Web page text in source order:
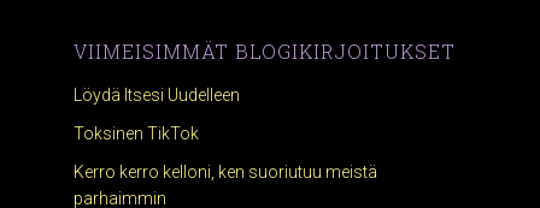
VIIMEISIMMÄT BLOGIKIRJOITUKSET
Löydä Itsesi Uudelleen
Toksinen TikTok
Kerro kerro kelloni, ken suoriutuu meistä
parhaimmin